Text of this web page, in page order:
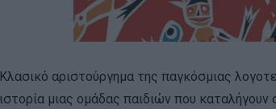
Κλασικό αριστούργημα της παγκόσμιας
ιστορία μιας ομάδας παιδιών που καταλήγουν